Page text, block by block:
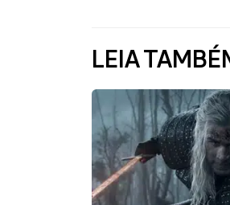
LEIA